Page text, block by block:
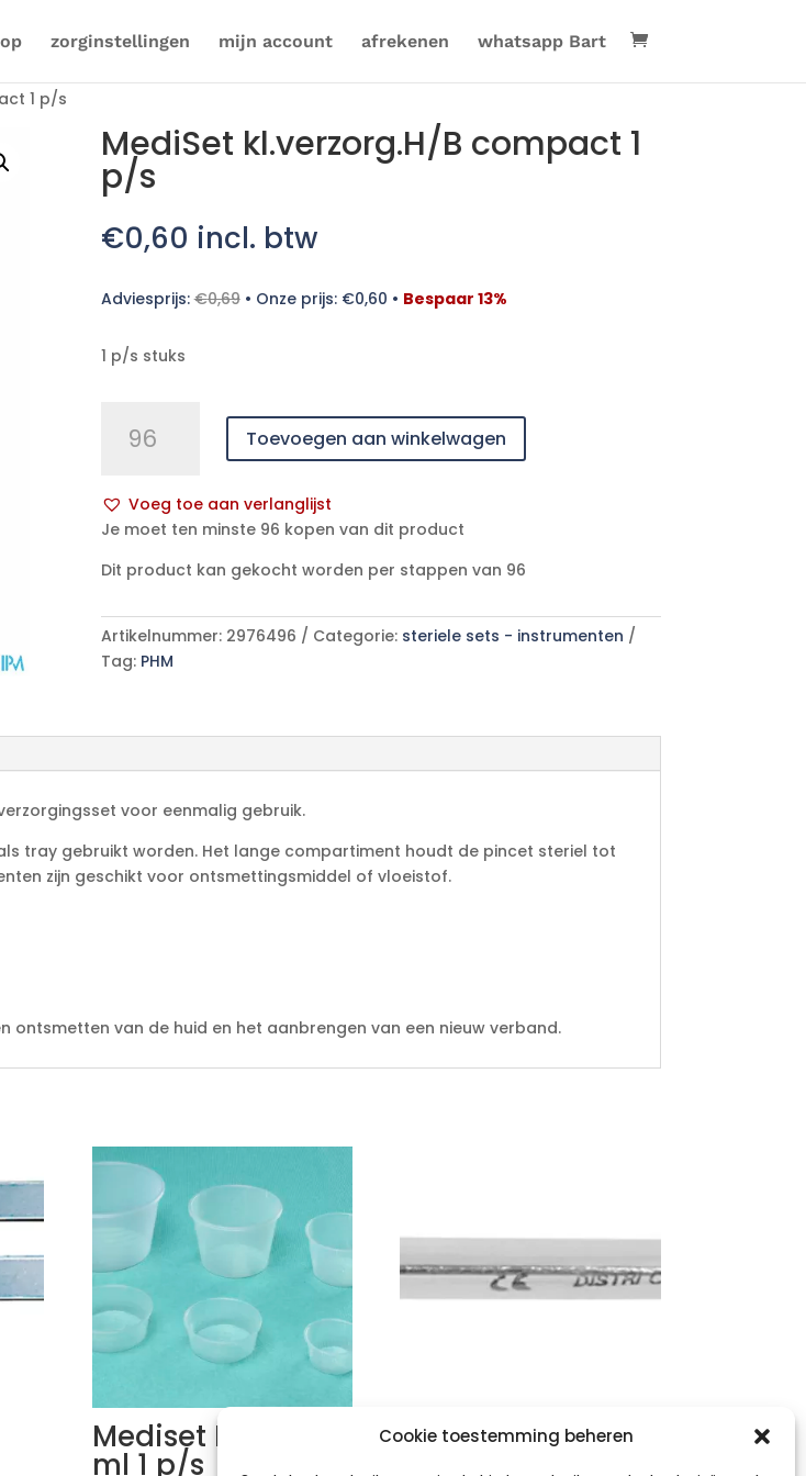
Cookie toestemming beheren
zorginstellingen mijn account afrekenen whatsapp Bart
1 p/s
MediSet kl.verzorg.H/B compact 1
p/s
€0,60 incl. btw
Adviesprijs:€0,69• Onze prijs: €0,60 • Bespaar 13%
1 p/s stuks
kl.verzorg.H/B
p/s
aantal
Toevoegen aan winkelwagen
Voeg toe aan verlanglijst
A
t
r
n
i
:
Je moet ten minste 96 kopen van dit product
Dit product kan gekocht worden per stappen van 96
Artikelnummer: 2976496 Categorie: steriele sets - instrumenten
Tag: PHM
voor eenmalig gebruik.
tray gebruikt worden. Het lange compartiment houdt de pincet steriel tot
zijn geschikt voor ontsmettingsmiddel of vloeistof.
ontsmetten van de huid en het aanbrengen van een nieuw verband.
Mediset Potje 120
ml 1 p/s
SLEUFSONDE /
GLEUFSONDE –